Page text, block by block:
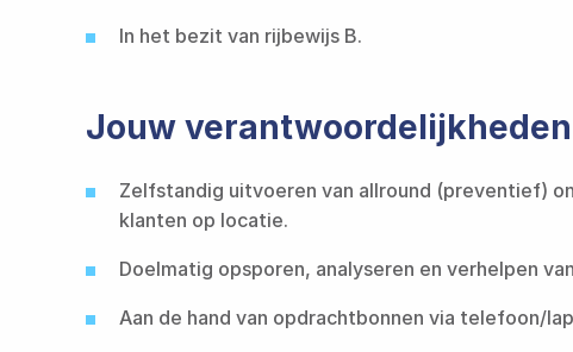
In het bezit van rijbewijs B.​​​​‌ ‍ ​‍​‍‌‍ ‌ ​‍‌‍‍‌‌‍‌ ‌‍‍‌‌‍ ‍​‍​‍​ ‍‍​‍​‍‌ ​ ‌‍​‌‌‍ ‍‌‍‍‌‌ ‌​‌ ‍‌​‍ ‍‌‍‍‌‌‍ ​‍​‍​‍ ​​‍​‍‌‍‍​‌ ​‍‌‍‌‌‌‍‌‍​‍​‍​ ‍‍​‍​‍​‍ ‌ ​ ‌ ‌​‌ ‌‌‌‍‌​‌‍‍‌‌‍ ​‍ ‌‍‍‌‌‍ ‍‌ ‌​‌‍‌‌‌‍ ‍‌ ‌​​‍ ‌‍‌‌‌‍‌​‌‍‍‌‌ ‌​​‍ ‌‍ ‌‌‍ ‌‍‌​‌‍‌‌​ ‌‌ ​​‌ ​‍‌‍‌‌‌ ​ ‌‍‌‌‌‍ ‍‌ ‌​‌‍​‌‌ ‌​‌‍‍‌‌‍ ‌‍ ‍​ ‍ ‌‍‍‌‌‍‌​​ ‌‌ ‌‍‌‍​‌‌‍​ ‌‍​‌‌ ‌​‌ ‌‌‌ ​‍‌‍‌‌​‍ ‍‌‍‌​​ ​‍​ ​​​ ‍​​ ​‌​ ‍‌​ ​‍​ ​ ​ ‌‍‌‍‌​​ ​‍​ ‌‌​ ‌​‌‍​‍​ ​​​ ​ ​ ‍ ‌ ‌​‌ ‍‌‌ ​​‌‍‌‌​ ‌‌ ‌‍‌‍​‌‌‍​ ‌‍​‌‌ ‌​‌ ‌‌‌ ​‍‌‍‌‌​ ‍ ‌ ​​‌‍​‌‌ ‌​‌‍‍​​ ‌‌ ​‍‌‍‌‌‌ ​‌‌ ‌‌‌‍‍‌‌ ​‍‌‍‌‌‌‍ ‌‌‍‌‌‌‍ ‍‌ ‌​‌ ​ ​‍‌‌​ ‌‌‌​​‍​ ‌​​‍‌‌​ ‌‌‌​‌​​ ‌‍​‍‌‍​‌‌ ​ ‌‍‌‌‌‌‌‌‌ ​‍‌‍ ​​ ‌​‍‌‌​ ​‍‌​‌‍‌ ​ ‌ ‌​‌ ‌‌‌‍‌​‌‍‍‌‌‍ ​‍‌‍‌‍‍‌‌‍‌​​ ‌‌ ‌‍‌‍​‌‌‍​ ‌‍​‌‌ ‌​‌ ‌‌‌ ​‍‌‍‌‌​‍ ‍‌‍‌​​ ​‍​ ​​​ ‍​​ ​‌​ ‍‌​ ​‍​ ​ ​ ‌‍‌‍‌​​ ​‍​ ‌‌​ ‌​‌‍​‍​ ​​​ ​ ​‍‌‍‌ ‌​‌ ‍‌‌ ​​‌‍‌‌​ ‌‌ ‌‍‌‍​‌‌‍​ ‌‍​‌‌ ‌​‌ ‌‌‌ ​‍‌‍‌‌​‍‌‍‌ ​​‌‍​‌‌ ‌​‌‍‍​​ ‌‌ ​‍‌‍‌‌‌ ​‌‌ ‌‌‌‍‍‌‌ ​‍‌‍‌‌‌‍ ‌‌‍‌‌‌‍ ‍‌ ‌​‌ ​ ​‍‌‌​ ‌‌‌​​‍​ ‌​​‍‌‌​ ‌‌‌​‌​​‍‌‍‌ ​​‌‍‌‌‌ ​‍‌ ​ ‌ ​​‌‍‌‌‌‍​ ‌ ‌​‌‍‍‌‌ ‌‍‌‍‌‌​ ‌‌ ​​‌ ‌‌‌‍​‍‌‍ ​‌‍‍‌‌ ​ ‌‍‍​‌‍‌‌‌‍‌​​‍​‍‌ ‌
Jouw verantwoordelijkheden
Zelfstandig uitvoeren van allround (preventief)
klanten op locatie.​​​​‌ ‍ ​‍​‍‌‍ ‌ ​‍‌‍‍‌‌‍‌ ‌‍‍‌‌‍ ‍​‍​‍​ ‍‍​‍​‍‌ ​ ‌‍​‌‌‍ ‍‌‍‍‌‌ ‌​‌ ‍‌​‍ ‍‌‍‍‌‌‍ ​‍​‍​‍ ​​‍​‍‌‍‍​‌ ​‍‌‍‌‌‌‍‌‍​‍​‍​ ‍‍​‍​‍​‍ ‌ ​ ‌ ‌​‌ ‌‌‌‍‌​‌‍‍‌‌‍ ​‍ ‌‍‍‌‌‍ ‍‌ ‌​‌‍‌‌‌‍ ‍‌ ‌​​‍ ‌‍‌‌‌‍‌​‌‍‍‌‌ ‌​​‍ ‌‍ ‌‌‍ ‌‍‌​‌‍‌‌​ ‌‌ ​​‌ ​‍‌‍‌‌‌ ​ ‌‍‌‌‌‍ ‍‌ ‌​‌‍​‌‌ ‌​‌‍‍‌‌‍ ‌‍ ‍​ ‍ ‌‍‍‌‌‍‌​​ ‌‌ ‌‍‌‍​‌‌‍​ ‌‍​‌‌ ‌​‌ ‌‌‌ ​‍‌‍‌‌​‍ ‍‌‍‌​​ ​‍​ ​​​ ‍​​ ​‌​ ‍‌​ ​‍​ ​ ​ ‌‍‌‍‌​​ ​‍​ ‌‌​ ‌​‌‍​‍​ ​​​ ​ ​ ‍ ‌ ‌​‌ ‍‌‌ ​​‌‍‌‌​ ‌‌ ‌‍‌‍​‌‌‍​ ‌‍​‌‌ ‌​‌ ‌‌‌ ​‍‌‍‌‌​ ‍ ‌ ​​‌‍​‌‌ ‌​‌‍‍​​ ‌‌ ​‍‌‍‌‌‌ ​ ‌ ​​‌‍ ‌‍ ‍‌ ​ ‌‍‍‌‌‍​‍‌‍‍‌‌‍ ​‌‍‍‌‌ ‌​‌‍‍‌‌‍‌‌‌ ​ ​‍‌‌​ ‌‌‌​​‍​ ​​​‍‌‌​ ‌‌‌​‌​​ ‌‍​‍‌‍​‌‌ ​ ‌‍‌‌‌‌‌‌‌ ​‍‌‍ ​​ ‌​‍‌‌​ ​‍‌​‌‍‌ ​ ‌ ‌​‌ ‌‌‌‍‌​‌‍‍‌‌‍ ​‍‌‍‌‍‍‌‌‍‌​​ ‌‌ ‌‍‌‍​‌‌‍​ ‌‍​‌‌ ‌​‌ ‌‌‌ ​‍‌‍‌‌​‍ ‍‌‍‌​​ ​‍​ ​​​ ‍​​ ​‌​ ‍‌​ ​‍​ ​ ​ ‌‍‌‍‌​​ ​‍​ ‌‌​ ‌​‌‍​‍​ ​​​ ​ ​‍‌‍‌ ‌​‌ ‍‌‌ ​​‌‍‌‌​ ‌‌ ‌‍‌‍​‌‌‍​ ‌‍​‌‌ ‌​‌ ‌‌‌ ​‍‌‍‌‌​‍‌‍‌ ​​‌‍​‌‌ ‌​‌‍‍​​ ‌‌ ​‍‌‍‌‌‌ ​ ‌ ​​‌‍ ‌‍ ‍‌ ​ ‌‍‍‌‌‍​‍‌‍‍‌‌‍ ​‌‍‍‌‌ ‌​‌‍‍‌‌‍‌‌‌ ​ ​‍‌‌​ ‌‌‌​​‍​ ​​​‍‌‌​ ‌‌‌​‌​​‍‌‍‌ ​​‌‍‌‌‌ ​‍‌ ​ ‌ ​​‌‍‌‌‌‍​ ‌ ‌​‌‍‍‌‌ ‌‍‌‍‌‌​ ‌‌ ​​‌ ‌‌‌‍​‍‌‍ ​‌‍‍‌‌ ​ ‌‍‍​‌‍‌‌‌‍‌​​‍​‍‌ ‌
Doelmatig opsporen, analyseren en verhelpen van storingen in machines en installaties.​​​​‌
Aan de hand van opdrachtbonnen via telefoon/laptop op pad gaan en onderhoud verrichten.​​​​‌